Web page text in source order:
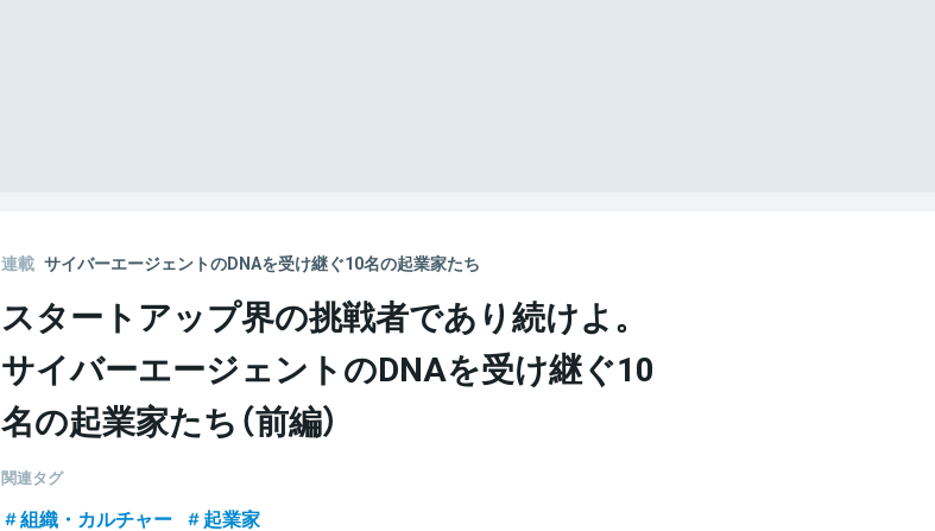
連載 サイバーエージェントのDNAを受け継ぐ10名の起業家たち
スタートアップ界の挑戦者であり続けよ。
サイバーエージェントのDNAを受け継ぐ10
名の起業家たち（前編）
関連タグ
組織・カルチャー 起業家